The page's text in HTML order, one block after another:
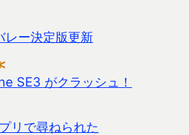
レー決定版更新
SE3 がクラッシュ！
リで尋ねられた